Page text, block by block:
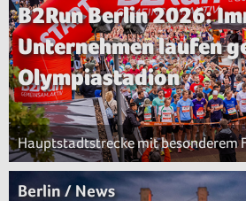
B2Run Berlin 2026:
Unternehmen laufen
Olympiastadion
Hauptstadtstrecke mit besonderem
Berlin / News